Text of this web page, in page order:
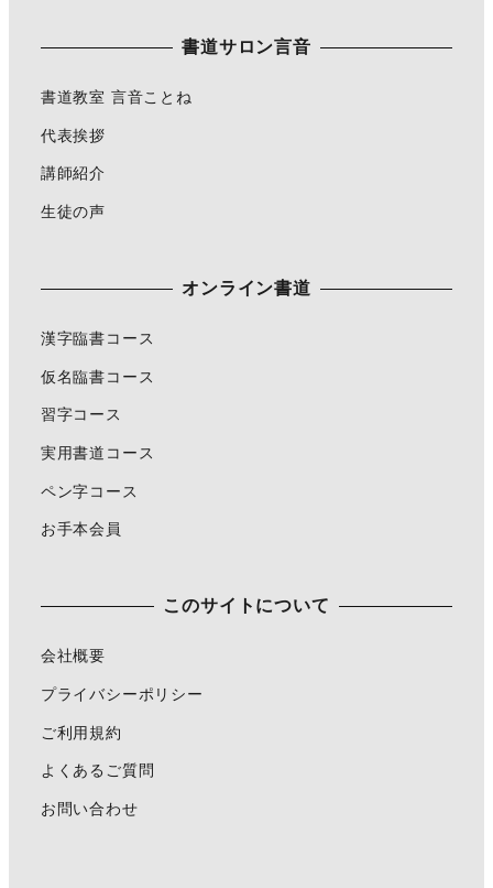
書道サロン言音
書道教室 言音ことね
代表挨拶
講師紹介
生徒の声
オンライン書道
漢字臨書コース
仮名臨書コース
習字コース
実用書道コース
ペン字コース
お手本会員
このサイトについて
会社概要
プライバシーポリシー
ご利用規約
よくあるご質問
お問い合わせ